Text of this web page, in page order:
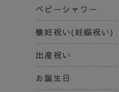
ベビーシャワー
懐妊祝い(妊娠祝い)
出産祝い
お誕生日